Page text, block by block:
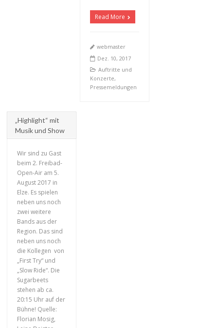
Read More
webmaster
Dez. 10, 2017
Auftritte und
Konzerte,
Pressemeldungen
„Highlight“ mit
Musik und Show
+
Wir sind zu Gast
beim 2. Freibad-
Open-Air am 5.
August 2017 in
Elze. Es spielen
neben uns noch
zwei weitere
Bands aus der
Region. Das sind
neben uns noch
die Kollegen von
„First Try“ und
„Slow Ride“. Die
Sugarbeets
stehen ab ca.
20:15 Uhr auf der
Bühne! Quelle:
Florian Mosig,